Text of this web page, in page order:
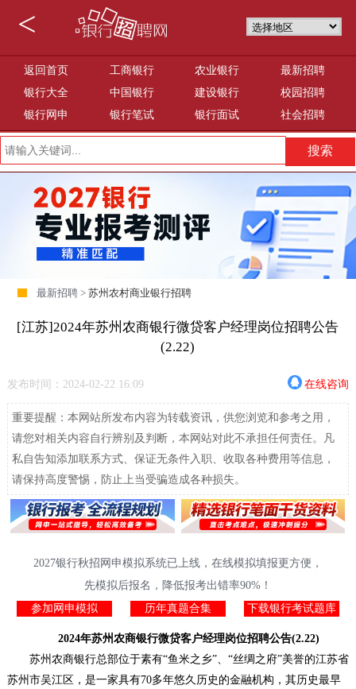
<
返回首页 工商银行 农业银行
最新招聘
银行大全
中国银行 建设银行
校园招聘
银行网申
银行笔试 银行面试 社会招聘
最新招聘 >苏州农村商业银行招聘
[江苏]2024年苏州农商银行微贷客户经理岗位招聘公告
(2.22)
发布时间：2024-02-22 16:09 在线咨询
重要提醒：本网站所发布内容为转载资讯，供您浏览和参考之用，
请您对相关内容自行辨别及判断，本网站对此不承担任何责任。凡
私自告知添加联系方式、保证无条件入职、收取各种费用等信息，
请保持高度警惕，防止上当受骗造成各种损失。
2027银行秋招网申模拟系统已上线，在线模拟填报更方便，
先模拟后报名，降低报考出错率90%！
参加网申模拟
历年真题合集 下载银行考试题库
2024年苏州农商银行微贷客户经理岗位招聘公告(2.22)
苏州农商银行总部位于素有“鱼米之乡”、“丝绸之府”美誉的江苏省
苏州市吴江区，是一家具有70多年悠久历史的金融机构，其历史最早